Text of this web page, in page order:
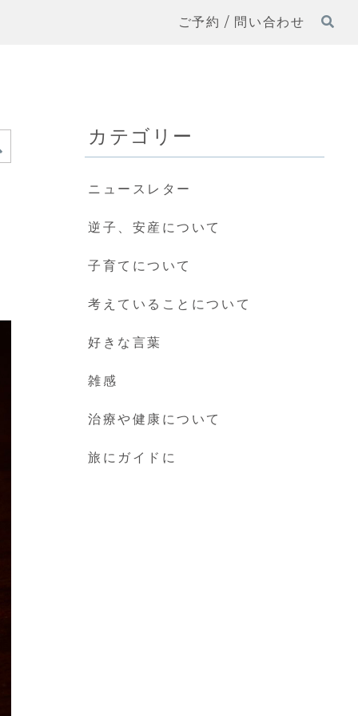
ご予約 / 問い合わせ
カテゴリー
ニュースレター
逆子、安産について
子育てについて
考えていることについて
好きな言葉
雑感
治療や健康について
旅にガイドに